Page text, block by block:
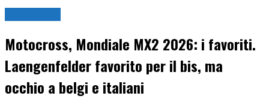
Motocross, Mondiale MX2 2026: i favoriti.
Laengenfelder favorito per il bis, ma
occhio a belgi e italiani